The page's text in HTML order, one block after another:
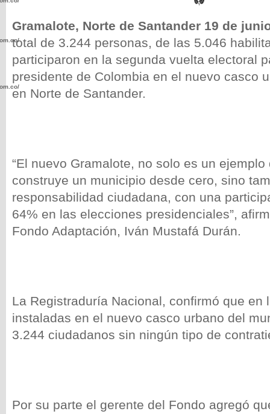
Gramalote, Norte de Santander 19 de
total de 3.244 personas, de las 5.046
participaron en la segunda vuelta electoral
presidente de Colombia en el nuevo casco
en Norte de Santander.
“El nuevo Gramalote, no solo es un ejemplo
construye un municipio desde cero, sino
responsabilidad ciudadana, con una
64% en las elecciones presidenciales”,
Fondo Adaptación, Iván Mustafá Durán.
La Registraduría Nacional, confirmó que en
instaladas en el nuevo casco urbano del
3.244 ciudadanos sin ningún tipo de
Por su parte el gerente del Fondo agregó
wp-
wp-
wp-
wp-